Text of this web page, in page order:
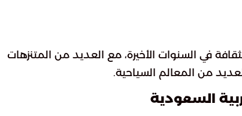
في السنوات الأخيرة، مع العديد من المتنزهات
من المعالم السياحية.
السعودية